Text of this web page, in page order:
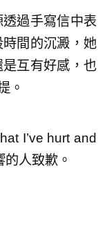
過手寫信中表
間的沉澱，她
互有好感，也
。
I’ve hurt and
人致歉。